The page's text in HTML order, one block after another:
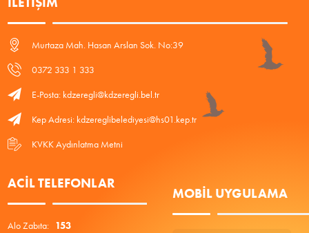
Murtaza Mah. Hasan Arslan Sok. No:39
0372 333 1 333
E-Posta: kdzeregli@kdzeregli.bel.tr
Kep Adresi: kdzereglibelediyesi@hs01.kep.tr
KVKK Aydınlatma Metni
ACIL TELEFONLAR
Alo Zabıta: 153
MOBIL UYGULAMA